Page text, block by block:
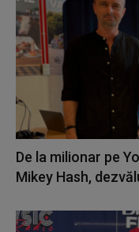
De la milionar pe
Mikey Hash,